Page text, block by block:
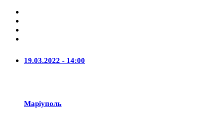
19.03.2022 - 14:00
Маріуполь